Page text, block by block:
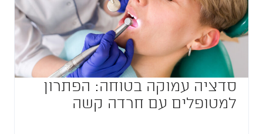
סדציה עמוקה בטוחה: הפתרון
למטופלים עם חרדה קשה